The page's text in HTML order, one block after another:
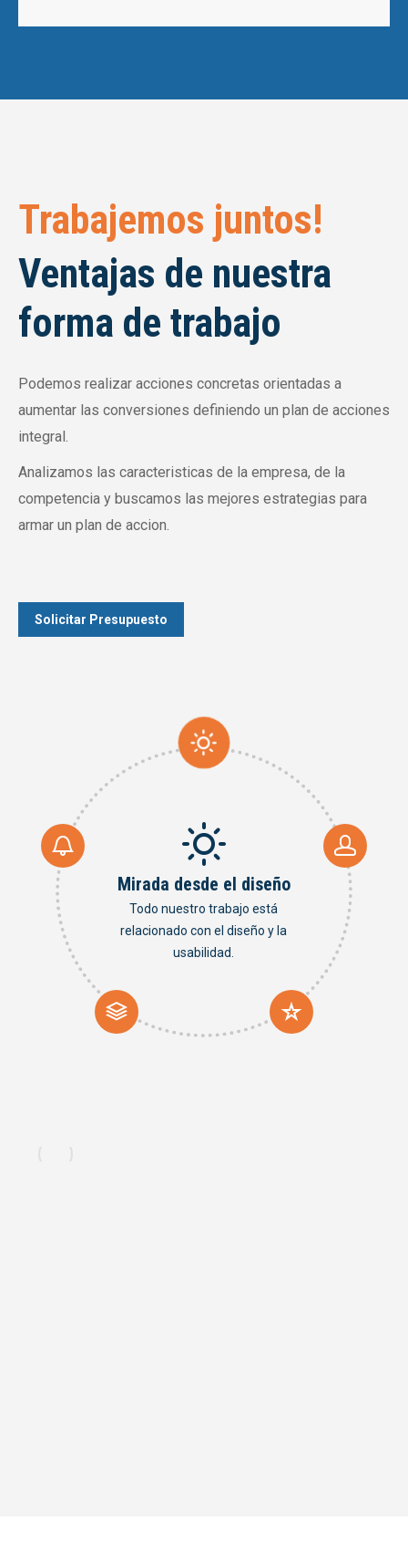
Trabajemos juntos!
Ventajas de nuestra
forma de trabajo
Podemos realizar acciones concretas orientadas a
aumentar las conversiones definiendo un plan de acciones
integral.
Analizamos las caracteristicas de la empresa, de la
competencia y buscamos las mejores estrategias para
armar un plan de accion.
Solicitar Presupuesto
Mirada desde el diseño
Todo nuestro trabajo está
relacionado con el diseño y la
usabilidad.